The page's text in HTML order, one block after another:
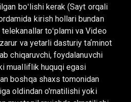
boʻlishi kerak (Sayt orqali
kirish hollari bundan
toʻplami va Video
va yetarli dasturiy taʼminot
chiqaruvchi, foydalanuvchi
mualliflik huquqi egasi
boshqa shaxs tomonidan
oldindan o'rnatilishi yoki